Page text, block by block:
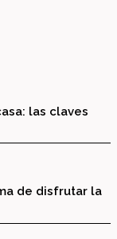
las claves
de disfrutar la